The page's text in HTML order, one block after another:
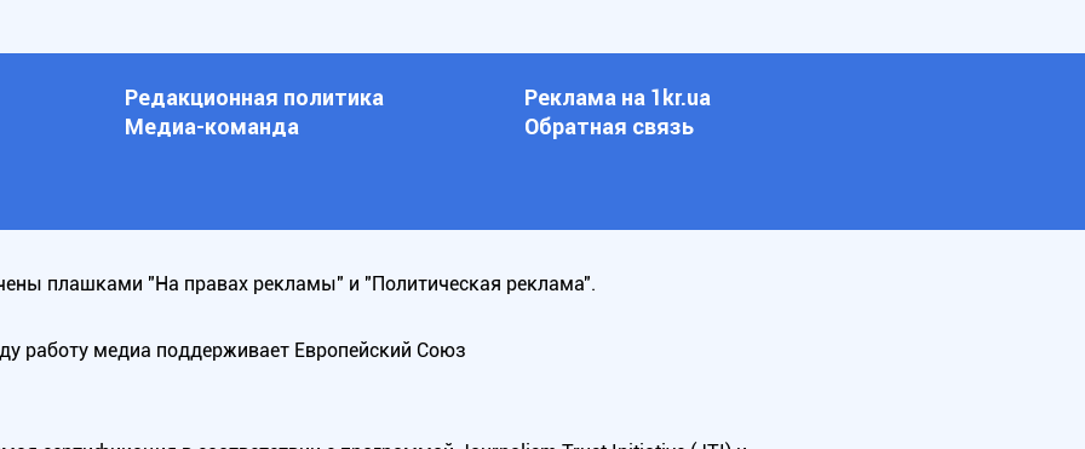
Редакционная политика
Реклама на 1kr.ua
Медиа-команда
Обратная связь
плашками "На правах рекламы" и "Политическая реклама".
работу медиа поддерживает Европейский Союз